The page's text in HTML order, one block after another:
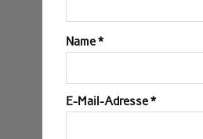
Name*
E-Mail-Adresse*